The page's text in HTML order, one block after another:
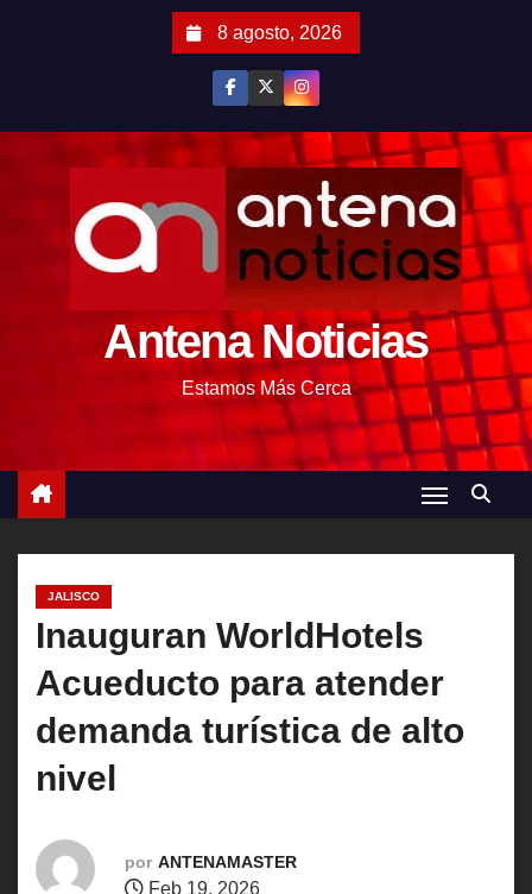
8 agosto, 2026
Antena Noticias
Estamos Más Cerca
JALISCO
Inauguran WorldHotels
Acueducto para atender
demanda turística de alto
nivel
por ANTENAMASTER
Feb 19, 2026